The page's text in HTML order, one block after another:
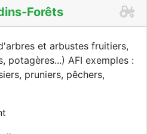
Forêts
et arbustes fruitiers,
potagères...) AFI exemples :
pruniers, pêchers,